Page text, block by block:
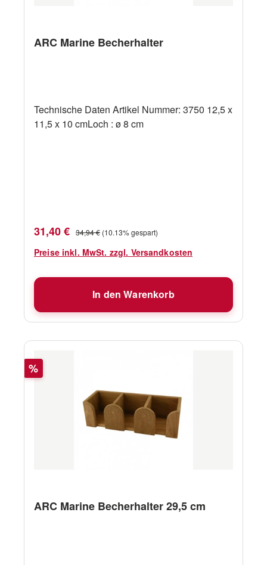
ARC Marine Becherhalter
Technische Daten Artikel Nummer: 3750 12,5 x
11,5 x 10 cmLoch : ø 8 cm
Verkaufspreis:
31,40 € Regulärer Preis:
34,94 € (10.13% gespart)
Preise inkl. MwSt. zzgl. Versandkosten
In den Warenkorb
Rabatt
%
ARC Marine Becherhalter 29,5 cm